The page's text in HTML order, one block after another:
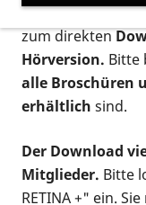
postalischen
zum direkten
Hörversion. Bitte
alle Broschüren
erhältlich sind.
Der Download
Mitglieder. Bitte
RETINA +" ein.